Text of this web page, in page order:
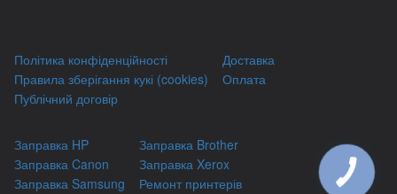
Політика конфіденційності
Правила зберігання кукі (cookies)
Публічний договір
Доставка
Оплата
Заправка HP
Заправка Canon
Заправка Samsung
Заправка Brother
Заправка Xerox
Ремонт принтерів